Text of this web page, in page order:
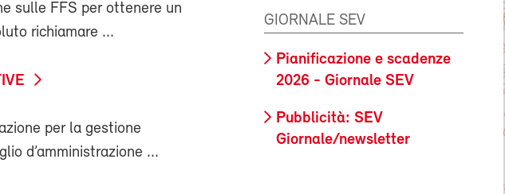
sulle FFS per ottenere un
richiamare ...
per la gestione
d’amministrazione ...
GIORNALE SEV
Pianificazione e scadenze
2026 - Giornale SEV
Pubblicità: SEV
Giornale/newsletter